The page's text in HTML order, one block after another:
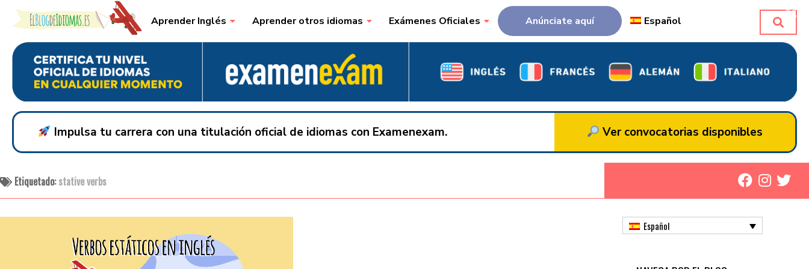
Skip to content Aprender Inglés Aprender otros idiomas Exámenes Oficiales Anúnciate aquí Español
Impulsa tu carrera con una titulación oficial de idiomas con Examenexam. Ver convocatorias disponibles
Etiquetado:stative verbs
Español